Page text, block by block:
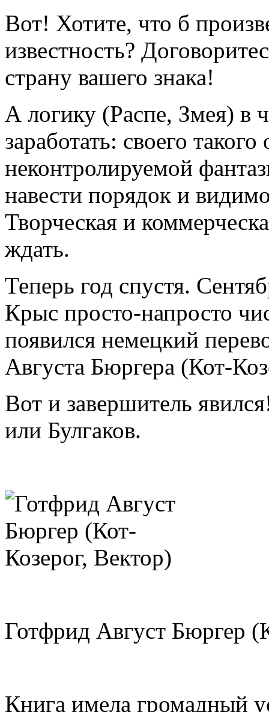
Вот! Хотите, что б
известность?
страну вашего знака!
А логику (Распе, Змея) в
заработать: своего
неконтролируемой
навести порядок и
Творческая и
ждать.
Теперь год спустя.
Крыс просто-напросто
появился немецкий
Августа Бюргера (Кот-
Вот и завершитель
или Булгаков.
Готфрид Август Бюргер
Книга имела громадный